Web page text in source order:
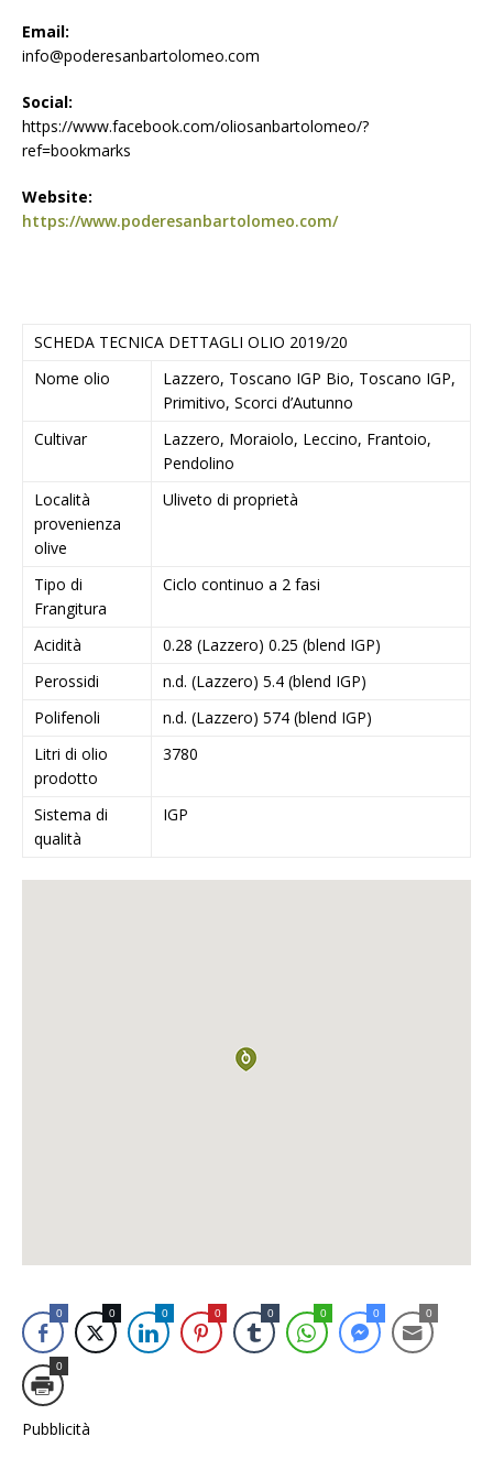
Email:
info@poderesanbartolomeo.com
Social:
https://www.facebook.com/oliosanbartolomeo/?
ref=bookmarks
Website:
https://www.poderesanbartolomeo.com/
SCHEDA TECNICA DETTAGLI OLIO 2019/20
Nome olio
Lazzero, Toscano IGP Bio, Toscano IGP,
Primitivo, Scorci d’Autunno
Cultivar
Lazzero, Moraiolo, Leccino, Frantoio,
Pendolino
Località
provenienza
olive
Uliveto di proprietà
Tipo di
Frangitura
Ciclo continuo a 2 fasi
Acidità
0.28 (Lazzero) 0.25 (blend IGP)
Perossidi
n.d. (Lazzero) 5.4 (blend IGP)
Polifenoli
n.d. (Lazzero) 574 (blend IGP)
Litri di olio
prodotto
3780
Sistema di
qualità
IGP
0 0 0 0 0 0 0 0
0
Pubblicità